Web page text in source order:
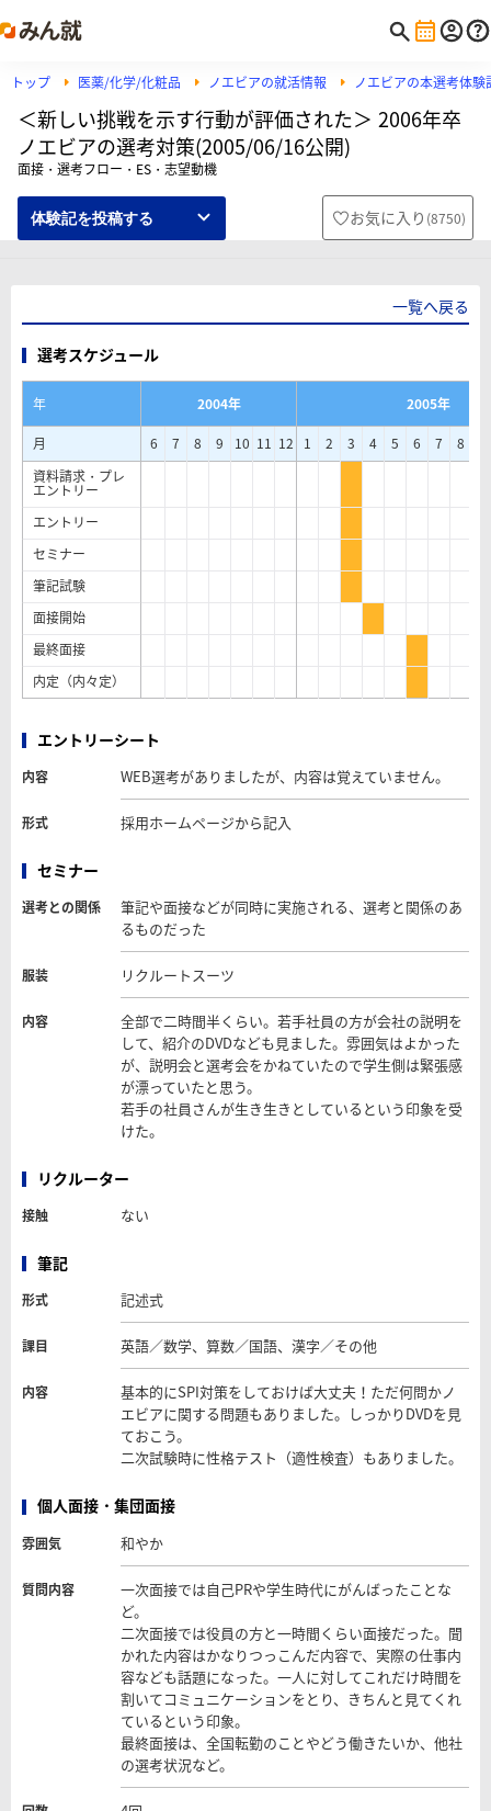
トップ 医薬/化学/化粧品 ノエビアの就活情報 ノエビアの本選考体験
＜新しい挑戦を示す行動が評価された＞ 2006年卒
ノエビアの選考対策(2005/06/16公開)
面接・選考フロー・ES・志望動機
体験記を投稿する お気に入り (8750)
一覧へ戻る
選考スケジュール
年 2004年
2005年
月
6 7 8 9 10 11 12 1 2 3 4 5 6 7 8
資料請求・プレ
エントリー
エントリー
セミナー
筆記試験
面接開始
最終面接
内定（内々定）
エントリーシート
内容 WEB選考がありましたが、内容は覚えていません。
形式 採用ホームページから記入
セミナー
選考との関係
筆記や面接などが同時に実施される、選考と関係のあ
るものだった
服装 リクルートスーツ
内容
全部で二時間半くらい。若手社員の方が会社の説明を
して、紹介のDVDなども見ました。雰囲気はよかった
が、説明会と選考会をかねていたので学生側は緊張感
が漂っていたと思う。
若手の社員さんが生き生きとしているという印象を受
けた。
リクルーター
接触 ない
筆記
形式 記述式
課目 英語／数学、算数／国語、漢字／その他
内容
基本的にSPI対策をしておけば大丈夫！ただ何問かノ
エビアに関する問題もありました。しっかりDVDを見
ておこう。
二次試験時に性格テスト（適性検査）もありました。
個人面接・集団面接
雰囲気 和やか
質問内容
一次面接では自己PRや学生時代にがんばったことな
ど。
二次面接では役員の方と一時間くらい面接だった。聞
かれた内容はかなりつっこんだ内容で、実際の仕事内
容なども話題になった。一人に対してこれだけ時間を
割いてコミュニケーションをとり、きちんと見てくれ
ているという印象。
最終面接は、全国転勤のことやどう働きたいか、他社
の選考状況など。